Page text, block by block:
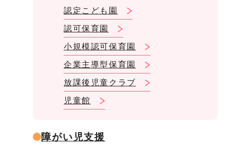
認定こども園
認可保育園
小規模認可保育園
企業主導型保育園
放課後児童クラブ
児童館
障がい児支援